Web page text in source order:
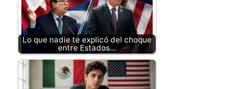
Lo que nadie te explicó del choque
entre Estados…